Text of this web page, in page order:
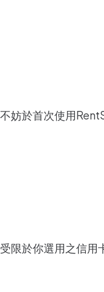
妨於首次使用
於你選用之信用